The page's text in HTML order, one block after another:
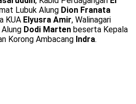
Lubuk Alung Dion Franata
KUA Elyusra Amir, Walinagari
Dodi Marten beserta Kepala
Korong Ambacang Indra.